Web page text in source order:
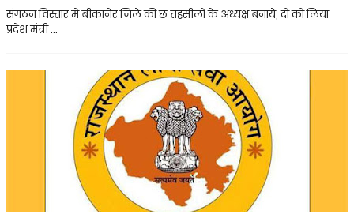
संगठन विस्तार में बीकानेर जिले की छ तहसीलों के अध्यक्ष बनाये, दो को लिया
प्रदेश मंत्री …